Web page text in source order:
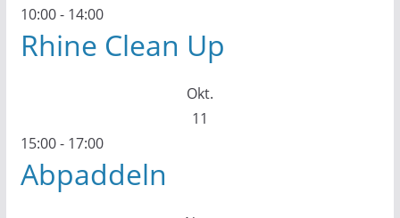
10:00- 14:00
Rhine Clean Up
Okt.
11
15:00- 17:00
Abpaddeln